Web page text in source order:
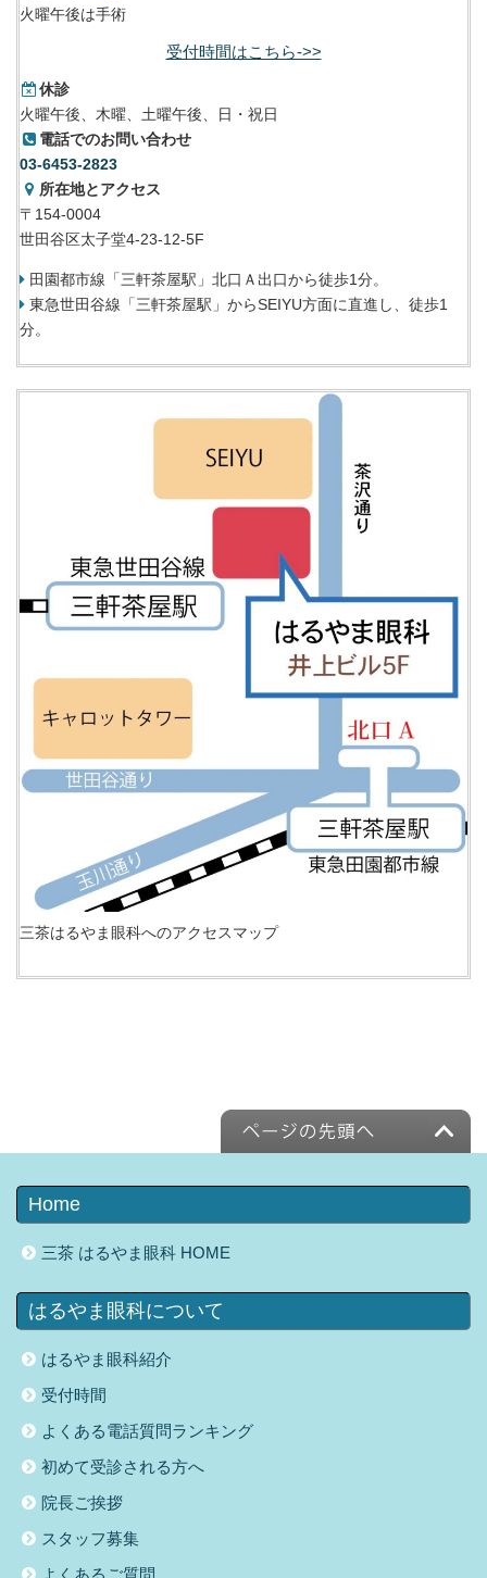
火曜午後は手術
受付時間はこちら->>
休診
火曜午後、木曜、土曜午後、日・祝日
電話でのお問い合わせ
03-6453-2823
所在地とアクセス
〒154-0004
世田谷区太子堂4-23-12-5F
田園都市線「三軒茶屋駅」北口Ａ出口から徒歩1分。
東急世田谷線「三軒茶屋駅」からSEIYU方面に直進し、徒歩1
分。
三茶はるやま眼科へのアクセスマップ
Home
三茶 はるやま眼科 HOME
はるやま眼科について
はるやま眼科紹介
受付時間
よくある電話質問ランキング
初めて受診される方へ
院長ご挨拶
スタッフ募集
よくあるご質問